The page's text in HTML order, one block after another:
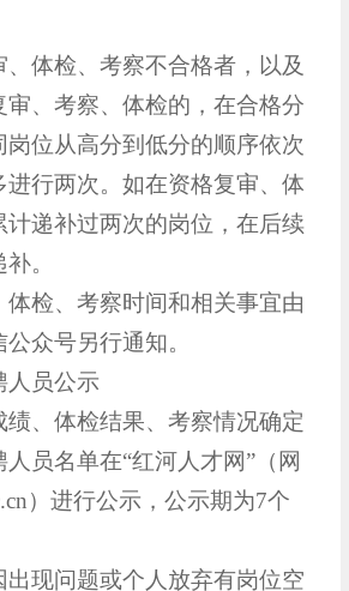
、体检、考察不合格者，以及
审、考察、体检的，在合格分
位从高分到低分的顺序依次
进行两次。如在资格复审、体
计递补过两次的岗位，在后续
。
体检、考察时间和相关事宜由
众号另行通知。
人员公示
绩、体检结果、考察情况确定
员名单在“红河人才网”（网
）进行公示，公示期为7个
出现问题或个人放弃有岗位空